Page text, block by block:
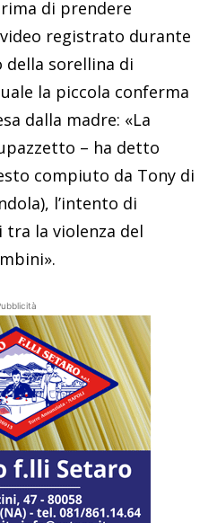
di prendere
registrato durante
della sorellina di
la piccola conferma
dalla madre: «La
– ha detto
compiuto da Tony di
l’intento di
la violenza del